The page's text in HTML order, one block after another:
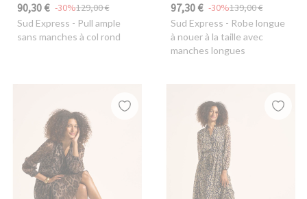
90,30 € 129,00 €
-30%
Sud Express - Pull ample
sans manches à col rond
97,30 € 139,00 €
-30%
Sud Express - Robe longue
à nouer à la taille avec
manches longues